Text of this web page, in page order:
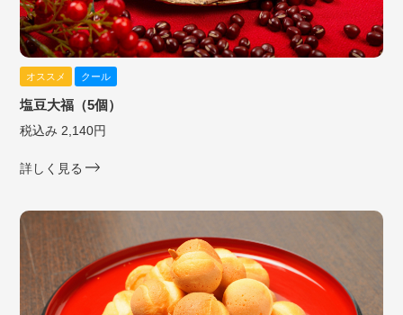
オススメ クール
塩豆大福（5個）
税込み 2,140円
詳しく見る